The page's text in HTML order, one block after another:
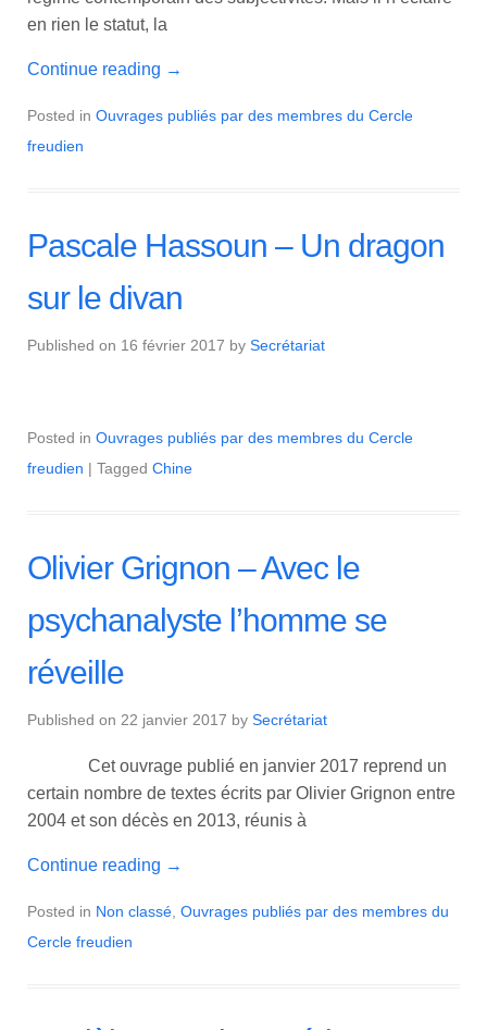
en rien le statut, la
Continue reading →
Posted in Ouvrages publiés par des membres du Cercle
freudien
Pascale Hassoun – Un dragon
sur le divan
Published on 16 février 2017 by Secrétariat
Posted in Ouvrages publiés par des membres du Cercle
freudien | Tagged Chine
Olivier Grignon – Avec le
psychanalyste l’homme se
réveille
Published on 22 janvier 2017 by Secrétariat
Cet ouvrage publié en janvier 2017 reprend un
certain nombre de textes écrits par Olivier Grignon entre
2004 et son décès en 2013, réunis à
Continue reading →
Posted in Non classé Ouvrages publiés par des membres du
Cercle freudien